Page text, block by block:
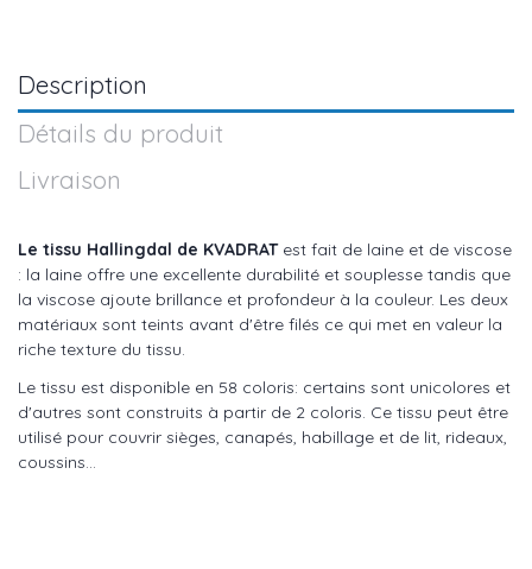
Description
Détails du produit
Livraison
Le tissu Hallingdal de KVADRATest fait de laine et de viscose
: la laine offre une excellente durabilité et souplesse tandis que
la viscose ajoute brillance et profondeur à la couleur. Les deux
matériaux sont teints avant d'être filés ce qui met en valeur la
riche texture du tissu.
Le tissu est disponible en 58 coloris: certains sont unicolores et
d'autres sont construits à partir de 2 coloris. Ce tissu peut être
utilisé pour couvrir sièges, canapés, habillage et de lit, rideaux,
coussins...